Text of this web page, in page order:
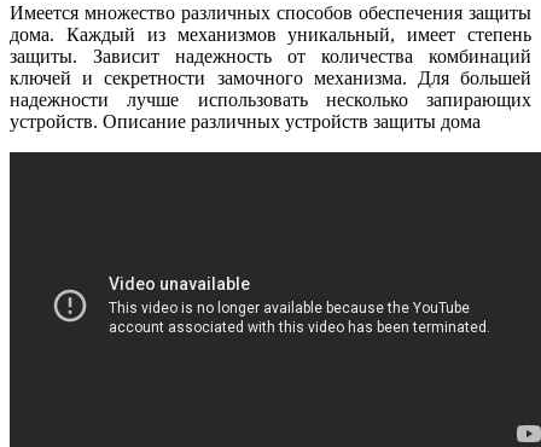
Имеется множество различных способов обеспечения защиты
дома. Каждый из механизмов уникальный, имеет степень
защиты. Зависит надежность от количества комбинаций
ключей и секретности замочного механизма. Для большей
надежности лучше использовать несколько запирающих
устройств. Описание различных устройств защиты дома